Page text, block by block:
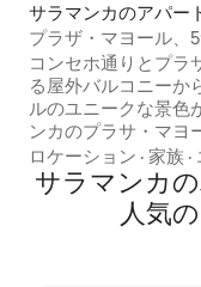
サラマンカのアパー
ション
プラザ・マヨール、
アパートの予約
コンセホ通りとプラ
る屋外バルコニーか
ルのユニークな景色
ンカのプラサ・マヨ
をとることを想像で
カのプラサ・マヨー
ー付き。すべてのお
プリットタイプ）
ロケーション · 家族 ·
サラマンカ
人気